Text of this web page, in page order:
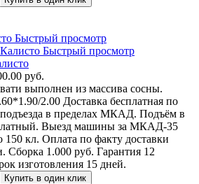
Быстрый просмотр
Быстрый просмотр
руб.
выполнен из массива сосны.
2.00 Доставка бесплатная по
в пределах МКАД. Подъём в
Выезд машины за МКАД-35
150 кл. Оплата по факту доставки
Сборка 1.000 руб. Гарантия 12
изготовления 15 дней.
Купить в один клик